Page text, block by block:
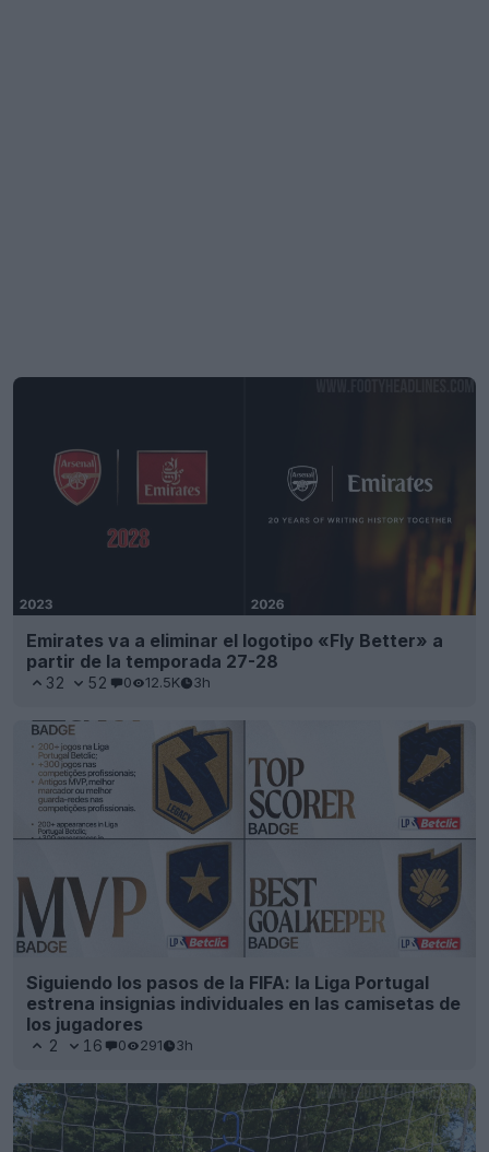
Emirates va a eliminar el logotipo «Fly Better» a
partir de la temporada 27-28
32 52 0 12.5K 3h
Siguiendo los pasos de la FIFA: la Liga Portugal
estrena insignias individuales en las camisetas de
los jugadores
2 16 0 291 3h